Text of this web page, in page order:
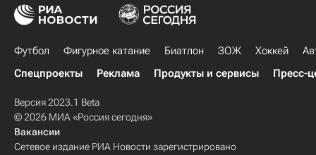
Футбол Фигурное катание Биатлон ЗОЖ Хоккей
Спецпроекты
Реклама Продукты и сервисы Пресс-
Версия 2023.1 Beta
© 2026 МИА «Россия сегодня»
Вакансии
Сетевое издание РИА Новости зарегистрировано